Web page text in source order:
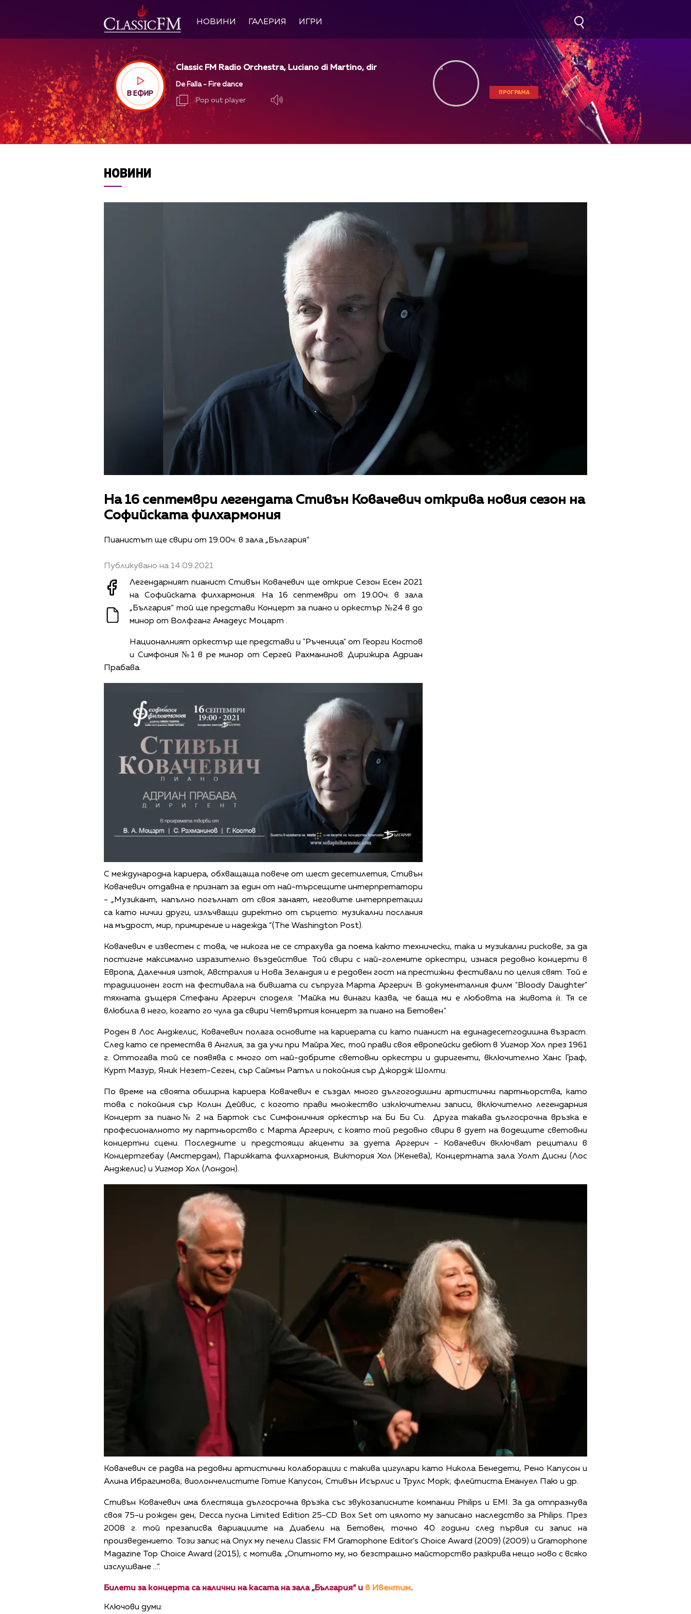
НОВИНИ ГАЛЕРИЯ ИГРИ
В ЕФИР
Classic FM Radio Orchestra, Luciano di Martino, dir
De Falla - Fire dance
Pop out player
ПРОГРАМА
НОВИНИ
На 16 септември легендата Стивън Ковачевич открива новия сезон на
Софийската филхармония
Пианистът ще свири от 19.00ч. в зала „България“
Публикувано на 14.09.2021
Легендарният пианист Стивън Ковачевич ще открие Сезон Есен 2021
на Софийската филхармония. На 16 септември от 19.00ч. в зала
„България“ той ще представи Концерт за пиано и оркестър №24 в до
минор от Волфганг Амадеус Моцарт .
Националният оркестър ще представи и "Ръченица" от Георги Костов
и Симфония №1 в ре минор от Сергей Рахманинов. Дирижира Адриан
Прабава.
С международна кариера, обхващаща повече от шест десетилетия, Стивън
Ковачевич отдавна е признат за един от най-търсещите интерпретатори
- „Музикант, напълно погълнат от своя занаят, неговите интерпретации
са като ничии други, излъчващи директно от сърцето: музикални послания
на мъдрост, мир, примирение и надежда ”(The Washington Post).
Ковачевич е известен с това, че никога не се страхува да поема както технически, така и музикални рискове, за да
постигне максимално изразително въздействие. Той свири с най-големите оркестри, изнася редовно концерти в
Европа, Далечния изток, Австралия и Нова Зеландия и е редовен гост на престижни фестивали по целия свят. Той е
традиционен гост на фестивала на бившата си съпруга Марта Аргерич. В документалния филм "Bloody Daughter"
тяхната дъщеря Стефани Аргерич споделя: "Майка ми винаги казва, че баща ми е любовта на живота ѝ. Тя се
влюбила в него, когато го чула да свири Четвъртия концерт за пиано на Бетовен."
Роден в Лос Анджелис, Ковачевич полага основите на кариерата си като пианист на единадесетгодишна възраст.
След като се премества в Англия, за да учи при Майра Хес, той прави своя европейски дебют в Уигмор Хол през 1961
г. Оттогава той се появява с много от най-добрите световни оркестри и диригенти, включително Ханс Граф,
Курт Мазур, Яник Незет-Сеген, сър Саймън Ратъл и покойния сър Джордж Шолти.
По време на своята обширна кариера Ковачевич е създал много дългогодишни артистични партньорства, като
това с покойния сър Колин Дейвис, с когото прави множество изключителни записи, включително легендарния
Концерт за пиано№ 2 на Барток със Симфоничния оркестър на Би Би Си. Друга такава дългосрочна връзка е
професионалното му партньорство с Марта Аргерич, с която той редовно свири в дует на водещите световни
концертни сцени. Последните и предстоящи акценти за дуета Аргерич - Ковачевич включват рецитали в
Концертгебау (Амстердам), Парижката филхармония, Виктория Хол (Женева), Концертната зала Уолт Дисни (Лос
Анджелис) и Уигмор Хол (Лондон).
Ковачевич се радва на редовни артистични колаборации с такива цигулари като Никола Бенедети, Рено Капусон и
Алина Ибрагимова; виолончелистите Готие Капусон, Стивън Исърлис и Трулс Морк; флейтиста Емануел Паю и др.
Стивън Ковачевич има блестяща дългосрочна връзка със звукозаписните компании Philips и EMI. За да отпразнува
своя 75-и рожден ден, Decca пусна Limited Edition 25-CD Box Set от цялото му записано наследство за Philips. През
2008 г. той презаписва вариациите на Диабели на Бетовен, точно 40 години след първия си запис на
произведението. Този запис на Onyx му печели Classic FM Gramophone Editor’s Choice Award (2009) (2009) и Gramophone
Magazine Top Choice Award (2015), с мотива: „Опитното му, но безстрашно майсторство разкрива нещо ново с всяко
изслушване ...“.
Билети за концерта са налични на касата на зала „България“ и в Ивентим.
Ключови думи: